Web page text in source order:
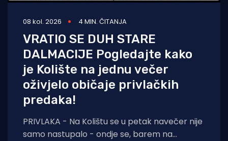
08 kol. 2026 4 MIN. ČITANJA
VRATIO SE DUH STARE
DALMACIJE Pogledajte kako
je Kolište na jednu večer
oživjelo običaje privlačkih
predaka!
PRIVLAKA - Na Kolištu se u petak navečer nije
samo nastupalo - ondje se, barem na